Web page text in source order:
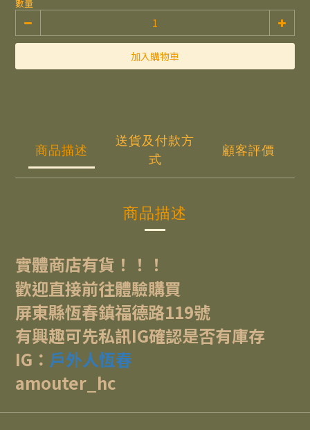
數量
加入購物車
商品描述
送貨及付款方
式
顧客評價
商品描述
實體商店有貨！！！
歡迎直接前往體驗購買
屏東縣恆春鎮福德路119號
有興趣可先私訊IG確認是否有庫存
IG： 戶外人恆春
amouter_hc